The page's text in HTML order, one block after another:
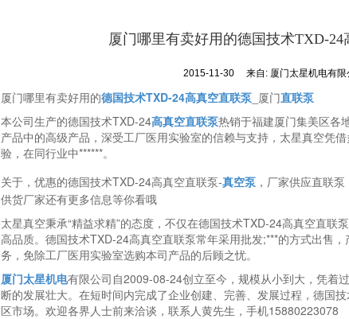
厦门哪里有卖好用的德国技术TXD-
2015-11-30 来自: 厦门太星机电有限
厦门哪里有卖好用的德国技术TXD-24高真空直联泵_厦门直联泵
本公司生产的德国技术TXD-24高真空直联泵热销于福建厦门集美区各
产品中的高级产品，深受工厂医用实验室的信赖与支持，太星真空凭
验，在同行业中******。
关于，优惠的德国技术TXD-24高真空直联泵-真空泵，厂家供应直联泵
供货厂家还有更多信息等你看哦
太星真空秉承“精益求精”的态度，不仅在德国技术TXD-24高真空直联
高品质。德国技术TXD-24高真空直联泵常年采用批发;***的方式出售
务，免除工厂医用实验室选购本司产品的后顾之忧。
厦门太星机电有限公司自2009-08-24创立至今，规模从小到大，凭着
断的发展壮大。在短时间内完成了企业创建、完善、发展过程，德国
区市场。欢迎各界人士前来洽谈，联系人黄先生，手机15880223078